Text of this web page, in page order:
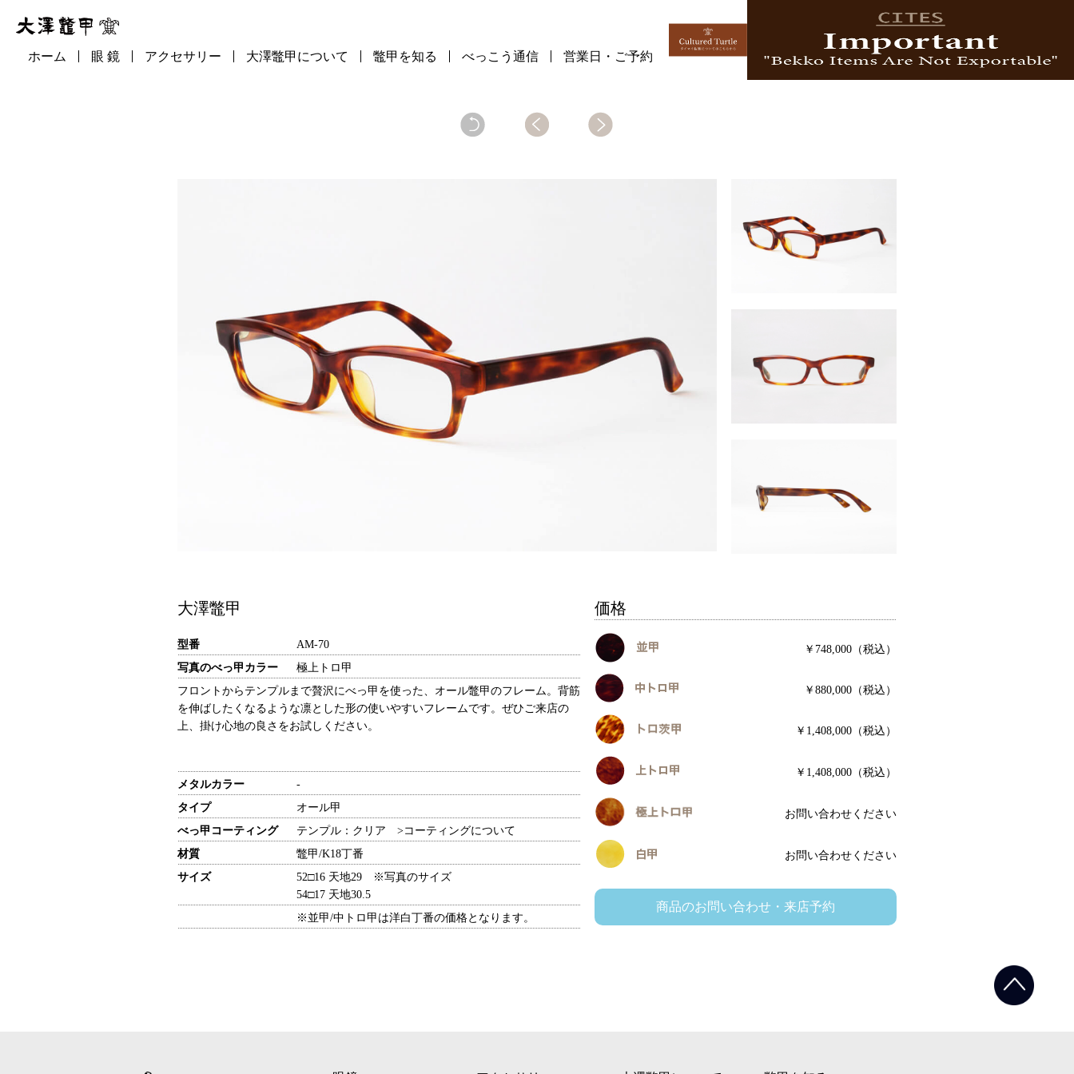
ホーム 眼 鏡 アクセサリー 大澤鼈甲について 鼈甲を知る べっこう通信 営業日・ご予約
大澤鼈甲
型番
AM-70
写真のべっ甲カラー
極上トロ甲
フロントからテンプルまで贅沢にべっ甲を使った、オール鼈甲のフレーム。背筋
を伸ばしたくなるような凛とした形の使いやすいフレームです。ぜひご来店の
上、掛け心地の良さをお試しください。
メタルカラー
-
タイプ
オール甲
べっ甲コーティング
テンプル：クリア >コーティングについて
材質
鼈甲/K18丁番
サイズ
52□16 天地29 ※写真のサイズ
54□17 天地30.5
※並甲/中トロ甲は洋白丁番の価格となります。
価格
￥748,000（税込）
￥880,000（税込）
￥1,408,000（税込）
￥1,408,000（税込）
お問い合わせください
お問い合わせください
商品のお問い合わせ・来店予約